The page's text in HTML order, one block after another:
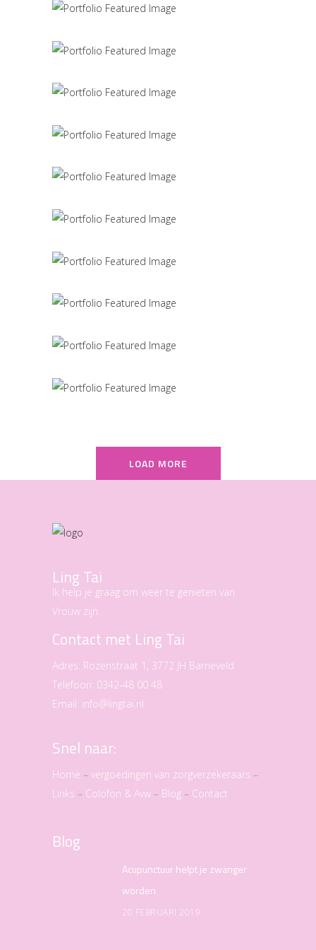
Concept Design
SIMPLA Identity Design
Product Design
Office Interior Design
Letter 3D Printing Concept
3D Modelling For Ad
Up the Garden Path
LOAD MORE
Ling Tai
Ik help je graag om weer te genieten van
Vrouw zijn.
Contact met Ling Tai
Adres: Rozenstraat 1, 3772 JH Barneveld
Telefoon: 0342-48 00 48
Email: info@lingtai.nl
Snel naar:
Home – vergoedingen van zorgverzekeraars –
Links – Colofon & Avw – Blog – Contact
Blog
Acupunctuur helpt je zwanger
worden
20 FEBRUARI 2019